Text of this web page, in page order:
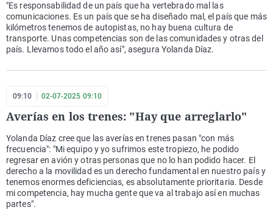
"Es responsabilidad de un país que ha vertebrado mal las
comunicaciones. Es un país que se ha diseñado mal, el país que más
kilómetros tenemos de autopistas, no hay buena cultura de
transporte. Unas competencias son de las comunidades y otras del
país. Llevamos todo el año así", asegura Yolanda Díaz.
09:10 02-07-2025 09:10
Averías en los trenes: "Hay que arreglarlo"
Yolanda Díaz cree que las averías en trenes pasan "con más
frecuencia": "Mi equipo y yo sufrimos este tropiezo, he podido
regresar en avión y otras personas que no lo han podido hacer. El
derecho a la movilidad es un derecho fundamental en nuestro país y
tenemos enormes deficiencias, es absolutamente prioritaria. Desde
mi competencia, hay mucha gente que va al trabajo así en muchas
partes".